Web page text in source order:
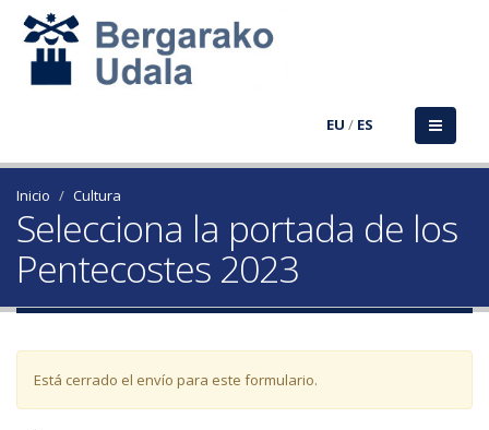
EU / ES
Inicio Cultura
Selecciona la portada de los
Pentecostes 2023
Mensaje de advertencia
Está cerrado el envío para este formulario.